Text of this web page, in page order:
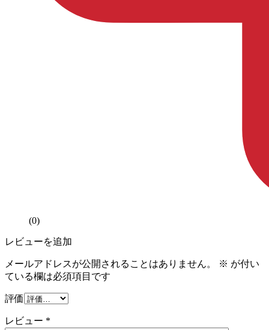
(0)
レビューを追加
メールアドレスが公開されることはありません。 ※ が付い
ている欄は必須項目です
評価
レビュー *